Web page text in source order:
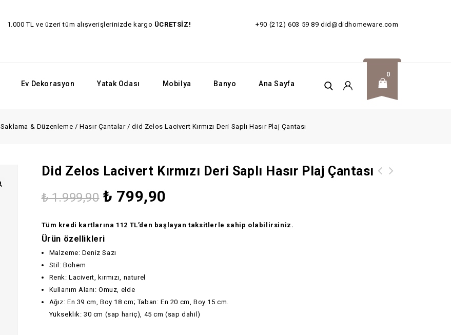
1.000 TL ve üzeri tüm alışverişlerinizde kargo ÜCRETSİZ!+90 (212) 603 59 89did@didhomeware.com
Ev Dekorasyon Yatak Odası Mobilya Banyo Ana Sayfa
0
Saklama & Düzenleme /Hasır Çantalar/did Zelos Lacivert Kırmızı Deri Saplı Hasır Plaj Çantası
Did Zelos Lacivert Kırmızı Deri Saplı Hasır Plaj Çantası
₺1.999,90 ₺ 799,90
Tüm kredi kartlarına 112 TL’den başlayan taksitlerle sahip olabilirsiniz.
Ürün özellikleri
Malzeme: Deniz Sazı
Stil: Bohem
Renk: Lacivert, kırmızı, naturel
Kullanım Alanı: Omuz, elde
Ağız: En 39 cm, Boy 18 cm; Taban: En 20 cm, Boy 15 cm.
Yükseklik: 30 cm (sap hariç), 45 cm (sap dahil)